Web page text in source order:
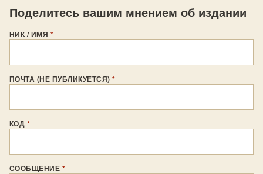
Поделитесь вашим мнением об издании
НИК / ИМЯ *
ПОЧТА (НЕ ПУБЛИКУЕТСЯ)*
КОД *
СООБЩЕНИЕ *